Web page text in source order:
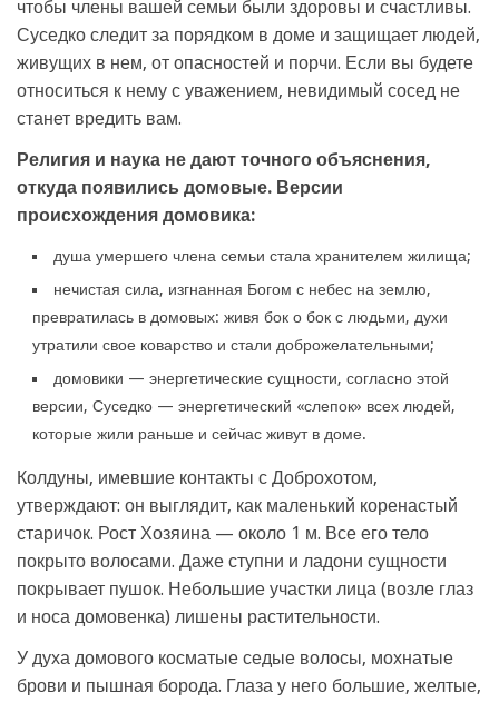
чтобы члены вашей семьи были здоровы и счастливы.
Суседко следит за порядком в доме и защищает людей,
живущих в нем, от опасностей и порчи. Если вы будете
относиться к нему с уважением, невидимый сосед не
станет вредить вам.
Религия и наука не дают точного объяснения,
откуда появились домовые. Версии
происхождения домовика:
душа умершего члена семьи стала хранителем жилища;
нечистая сила, изгнанная Богом с небес на землю,
превратилась в домовых: живя бок о бок с людьми, духи
утратили свое коварство и стали доброжелательными;
домовики — энергетические сущности, согласно этой
версии, Суседко — энергетический «слепок» всех людей,
которые жили раньше и сейчас живут в доме.
Колдуны, имевшие контакты с Доброхотом,
утверждают: он выглядит, как маленький коренастый
старичок. Рост Хозяина — около 1 м. Все его тело
покрыто волосами. Даже ступни и ладони сущности
покрывает пушок. Небольшие участки лица (возле глаз
и носа домовенка) лишены растительности.
У духа домового косматые седые волосы, мохнатые
брови и пышная борода. Глаза у него большие, желтые,